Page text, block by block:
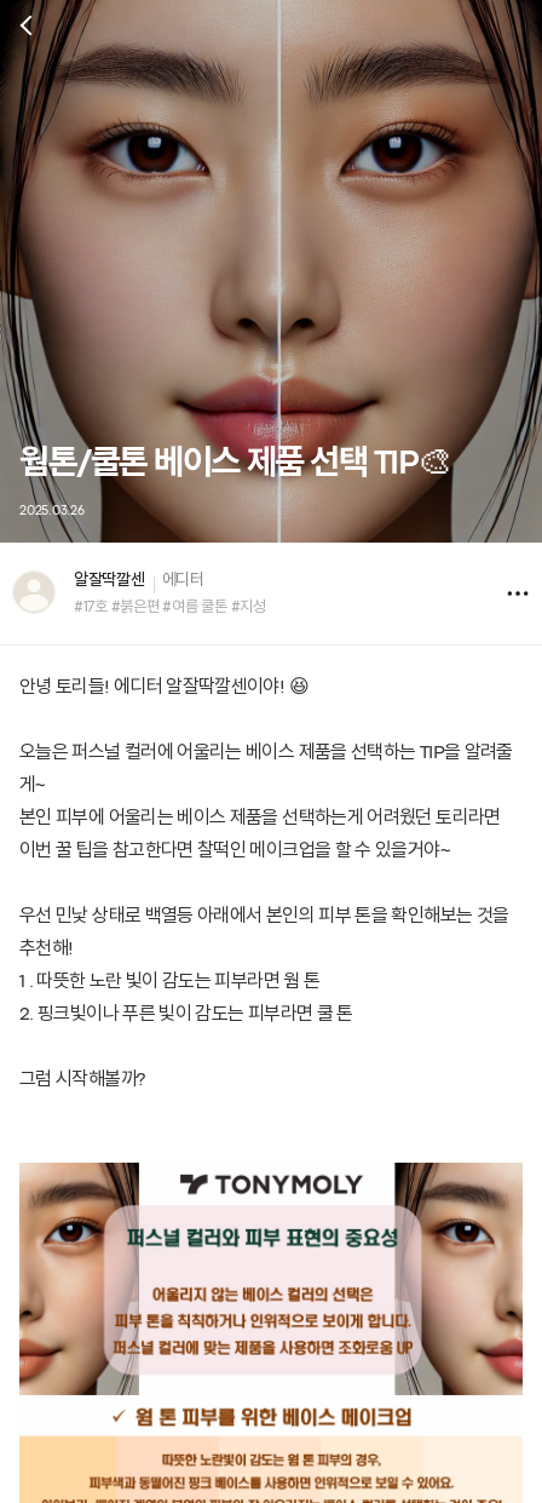
웜톤/쿨톤 베이스 제품 선택 TIP🎨
2025.03.26
알잘딱깔센 에디터
#17호 #붉은편 #여름 쿨톤 #지성
안녕 토리들! 에디터 알잘딱깔센이야! 😆
오늘은 퍼스널 컬러에 어울리는 베이스 제품을 선택하는 TIP을 알려줄
게~
본인 피부에 어울리는 베이스 제품을 선택하는게 어려웠던 토리라면
이번 꿀 팁을 참고한다면 찰떡인 메이크업을 할 수 있을거야~
우선 민낯 상태로 백열등 아래에서 본인의 피부 톤을 확인해보는 것을
추천해!
1 . 따뜻한 노란 빛이 감도는 피부라면 웜 톤
2. 핑크빛이나 푸른 빛이 감도는 피부라면 쿨 톤
그럼 시작해볼까?